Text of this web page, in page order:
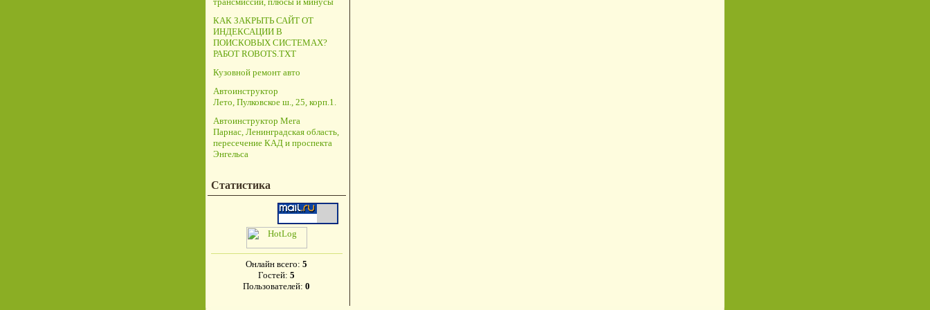
КАК ЗАКРЫТЬ САЙТ ОТ
ИНДЕКСАЦИИ В
ПОИСКОВЫХ СИСТЕМАХ?
РАБОТ ROBOTS.TXT
Кузовной ремонт авто
Автоинструктор
Лето, Пулковское ш., 25, корп.1.
Автоинструктор Мега
Парнас, Ленинградская область,
пересечение КАД и проспекта
Энгельса
Статистика
Онлайн всего: 5
Гостей: 5
Пользователей: 0